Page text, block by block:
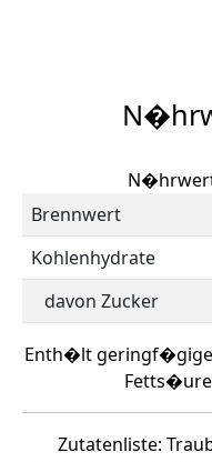
Brennwert
Kohlenhydrate
davon Zucker
Enth�lt
Zutatenliste: